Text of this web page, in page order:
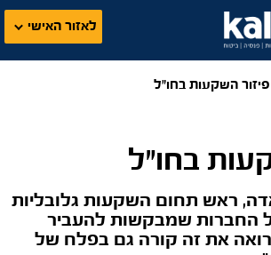
לאזור האישי
פיזור השקעות בחו"ל
בחו"ל
ראש תחום השקעות גלובליות
החברות שמבקשות להעביר
את זה קורה גם בפלח של